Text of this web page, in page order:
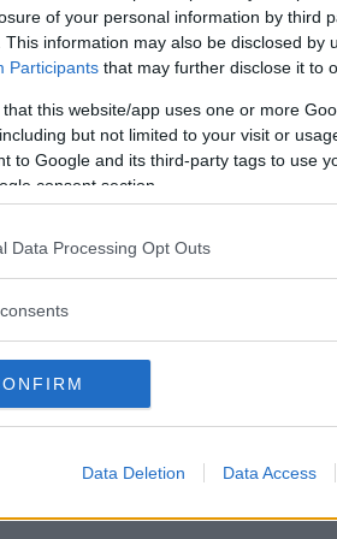
of your personal information by third
This information may also be disclosed by
Participants that may further disclose it to
that this website/app uses one or more
but not limited to your visit or
to Google and its third-party tags to use
consent section.
Data Processing Opt Outs
Data Deletion Data Access
men bara 696 Hebmüller-
hittade som ett objekt i en lada
för att tidens alla lager
bra även om resmålet är
tolv kandidater ska bli Årets
eller en prenumeration